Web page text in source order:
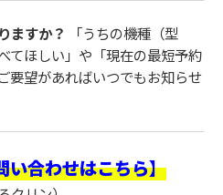
ますか？
「うちの機種（型
てほしい」や「現在の最短予約
要望があればいつでもお知らせ
い合わせはこちら】